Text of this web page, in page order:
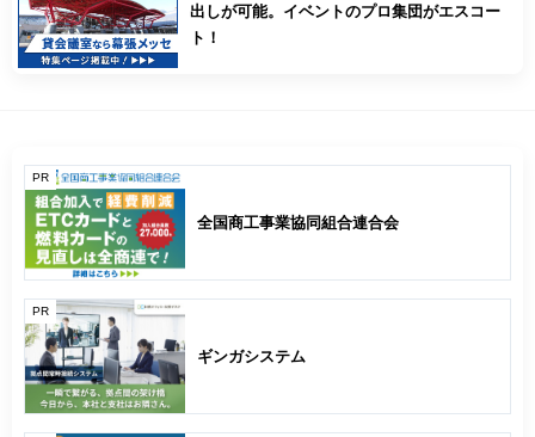
出しが可能。イベントのプロ集団がエスコー
ト！
PR
全国商工事業協同組合連合会
PR
ギンガシステム